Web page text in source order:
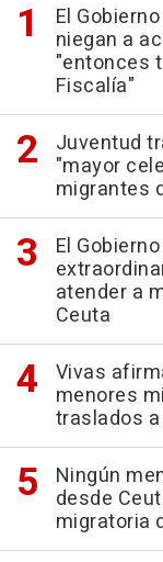
El
niegan a
"entonces
Fiscalía"
Juventud
"mayor
migrantes
El
atender a
Ceuta
Vivas
menores
traslados
Ningún
desde
migratoria